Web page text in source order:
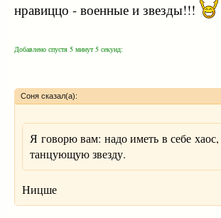
нравиццо - военные и звезды!!!
Добавлено спустя 5 минут 5 секунд:
Соня сказал(а):
Я говорю вам: надо иметь в себе
танцующую звезду.
Ницше